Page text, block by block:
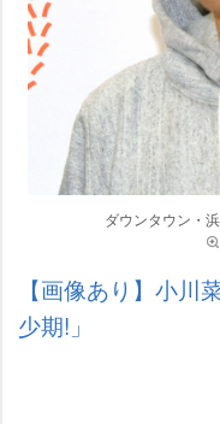
ダウンタウン・
【画像あり】小川
少期!」